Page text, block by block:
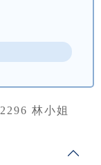
林小姐